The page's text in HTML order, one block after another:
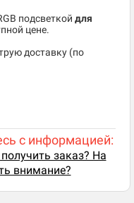
подсветкой для
цене.
доставку (по
с информацией:
заказ? На
внимание?